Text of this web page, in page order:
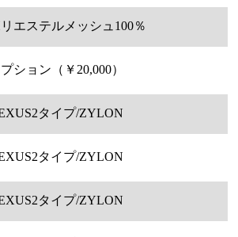
エステルメッシュ100％
ション（￥20,000）
タイプ/ZYLON
タイプ/ZYLON
タイプ/ZYLON